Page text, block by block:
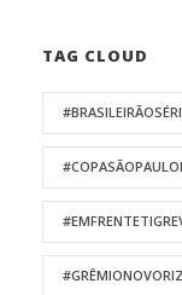
TAG CLOUD